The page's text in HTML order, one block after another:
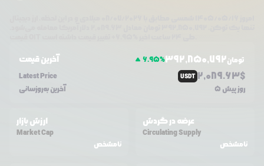
آخرین قیمت 6.95%392,850,792تومان
Latest Price
USDT 2,089.63$
آخرین به‌روزسانی 5 روز پیش
ارزش بازار
Market Cap
نامشخص
عرضه در گردش
Circulating Supply
نامشخص